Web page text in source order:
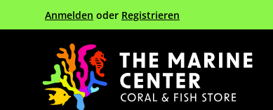
Hauptnavigation springen
Anmelden oder Registrieren